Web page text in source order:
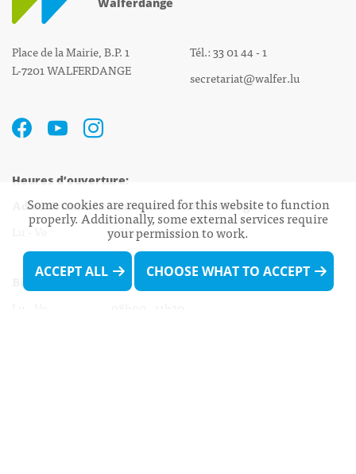
Place de la Mairie, B.P. 1
L-7201 WALFERDANGE
Tél.: 33 01 44 - 1
secretariat@walfer.lu
Heures d’ouverture:
Administration communale de Walferdange
Lu - Ve 08h00 - 11h30
13h30 - 16h00
Biergercenter
Some cookies are required for this website to function
properly. Additionally, some external services require
your permission to work.
ACCEPT ALL CHOOSE WHAT TO ACCEPT